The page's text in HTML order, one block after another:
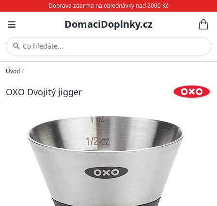
Doprava zdarma na objednávky nad 2000 Kč
DomaciDoplnky.cz
Co hledáte...
Úvod /
OXO Dvojitý jigger